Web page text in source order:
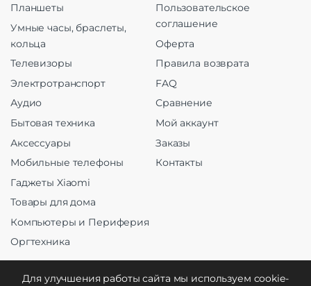
Планшеты
Умные часы, браслеты,
кольца
Телевизоры
Электротранспорт
Аудио
Бытовая техника
Аксессуары
Мобильные телефоны
Гаджеты Xiaomi
Товары для дома
Компьютеры и Периферия
Оргтехника
Пользовательское
соглашение
Оферта
Правила возврата
FAQ
Сравнение
Мой аккаунт
Заказы
Контакты
Для улучшения работы сайта мы используем cookie-